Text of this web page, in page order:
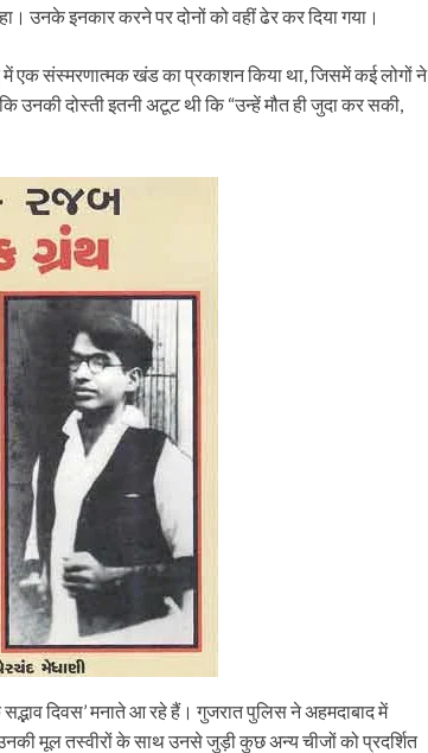
उनके इनकार करने पर दोनों को वहीं ढेर कर दिया गया।
एक संस्मरणात्मक खंड का प्रकाशन किया था, जिसमें कई लोगों ने
उनकी दोस्ती इतनी अटूट थी कि “उन्हें मौत ही जुदा कर सकी,
दिवस’ मनाते आ रहे हैं। गुजरात पुलिस ने अहमदाबाद में
मूल तस्वीरों के साथ उनसे जुड़ी कुछ अन्य चीजों को प्रदर्शित